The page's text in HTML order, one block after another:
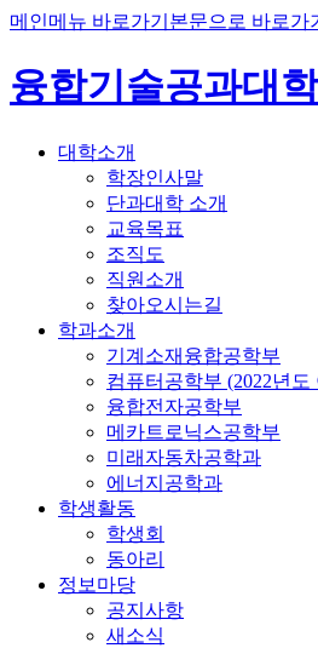
메인메뉴 바로가기 본문으로 바로가
융합기술공과대학
대학소개
학장인사말
단과대학 소개
교육목표
조직도
직원소개
찾아오시는길
학과소개
기계소재융합공학부
컴퓨터공학부 (2022년도
융합전자공학부
메카트로닉스공학부
미래자동차공학과
에너지공학과
학생활동
학생회
동아리
정보마당
공지사항
새소식